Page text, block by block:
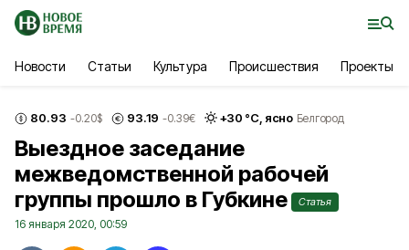
Новости Статьи Культура Происшествия Проекты
80.93 -0.20$ 93.19 -0.39€ +30 °С, ясно Белгород
Выездное заседание
межведомственной рабочей
группы прошло в Губкине
Статья
16 января 2020, 00:59